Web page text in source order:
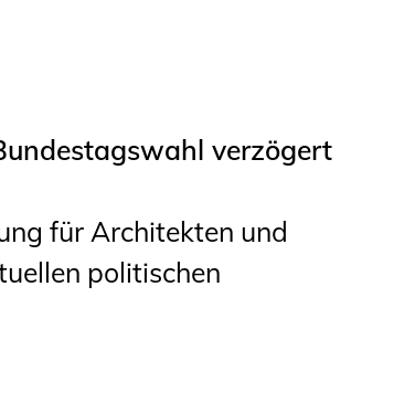
verzögert
für Architekten und
politischen